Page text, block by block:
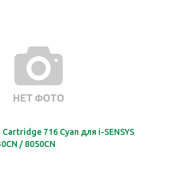
716 Cyan для i-SENSYS
/ 8050CN